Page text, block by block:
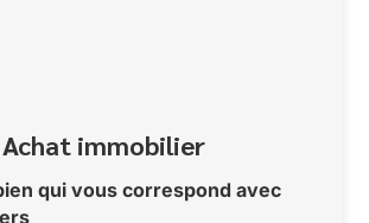
Achat immobilier
qui vous correspond avec